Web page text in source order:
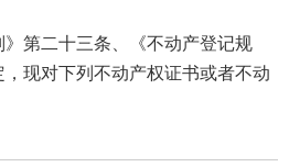
第二十三条、《不动产登记规
现对下列不动产权证书或者不动